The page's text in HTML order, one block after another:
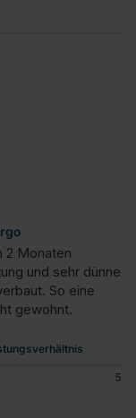
2 Monaten
und sehr dünne
So eine
gewohnt.
5